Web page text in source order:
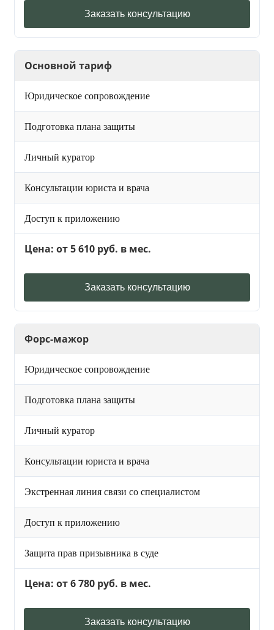
Заказать консультацию
Основной тариф
Юридическое сопровождение
Подготовка плана защиты
Личный куратор
Консультации юриста и врача
Доступ к приложению
Цена: от 5 610 руб. в мес.
Заказать консультацию
Форс-мажор
Юридическое сопровождение
Подготовка плана защиты
Личный куратор
Консультации юриста и врача
Экстренная линия связи со специалистом
Доступ к приложению
Защита прав призывника в суде
Цена: от 6 780 руб. в мес.
Заказать консультацию